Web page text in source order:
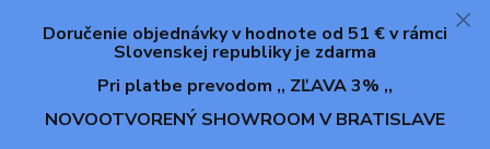
Doručenie objednávky v hodnote od 51 € v rámci
Slovenskej republiky je zdarma
Pri platbe prevodom ,, ZĽAVA 3% ,,
NOVOOTVORENÝ SHOWROOM V BRATISLAVE